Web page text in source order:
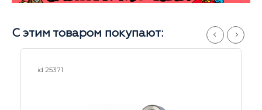
С этим товаром покупают:
id 25371